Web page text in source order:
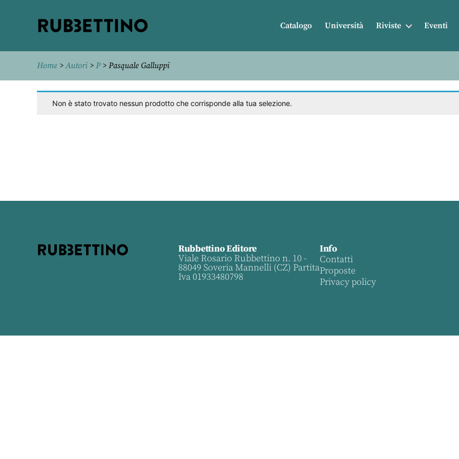
Catalogo Università Riviste Eventi
Home >Autori > P> Pasquale Galluppi
Non è stato trovato nessun prodotto che corrisponde alla tua selezione.
Rubbettino Editore
Viale Rosario Rubbettino n. 10 -
88049 Soveria Mannelli (CZ) Partita
Iva 01933480798
Info
Contatti
Proposte
Privacy policy